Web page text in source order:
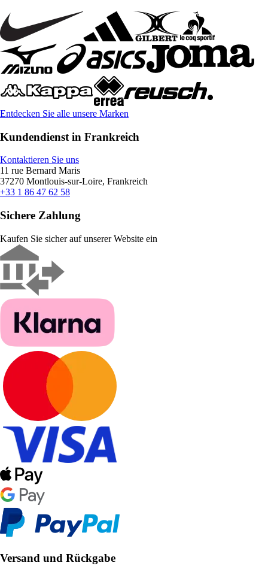
Entdecken Sie alle unsere Marken
Kundendienst in Frankreich
Kontaktieren Sie uns
11 rue Bernard Maris
37270 Montlouis-sur-Loire, Frankreich
+33 1 86 47 62 58
Sichere Zahlung
Kaufen Sie sicher auf unserer Website ein
Versand und Rückgabe